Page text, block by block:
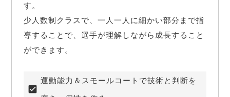
す。
少人数制クラスで、一人一人に細かい部分まで指
導することで、選手が理解しながら成長すること
ができます。
運動能力＆スモールコートで技術と判断を